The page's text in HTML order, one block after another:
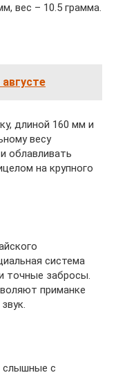
вес – 10.5 грамма.
длиной 160 мм и
весу
облавливать
на крупного
система
точные забросы.
приманке
слышные с